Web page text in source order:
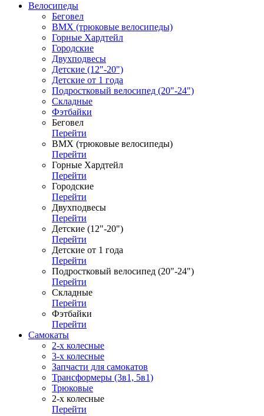
Велосипеды
Беговел
ВМХ (трюковые велосипеды)
Горные Хардтейл
Городские
Двухподвесы
Детские (12"-20")
Детские от 1 года
Подростковый велосипед (20"-24")
Складные
Фэтбайки
Беговел
Перейти
ВМХ (трюковые велосипеды)
Перейти
Горные Хардтейл
Перейти
Городские
Перейти
Двухподвесы
Перейти
Детские (12"-20")
Перейти
Детские от 1 года
Перейти
Подростковый велосипед (20"-24")
Перейти
Складные
Перейти
Фэтбайки
Перейти
Самокаты
2-х колесные
3-х колесные
Запчасти для самокатов
Трансформеры (3в1, 5в1)
Трюковые
2-х колесные
Перейти